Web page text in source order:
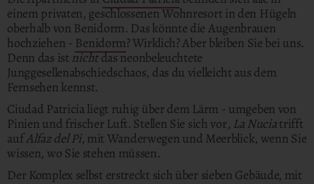
einem privaten, geschlossenen Wohnresort in den Hügeln
oberhalb von Benidorm. Das könnte die Augenbrauen
hochziehen - Benidorm? Wirklich? Aber bleiben Sie bei uns.
Denn das ist nichtdas neonbeleuchtete
Junggesellenabschiedschaos, das du vielleicht aus dem
Fernsehen kennst.
Ciudad Patricia liegt ruhig über dem Lärm - umgeben von
Pinien und frischer Luft. Stellen Sie sich vor, La Nuciatrifft
aufAlfaz del Pi, mit Wanderwegen und Meerblick, wenn Sie
wissen, wo Sie stehen müssen.
Der Komplex selbst erstreckt sich über sieben Gebäude, mit